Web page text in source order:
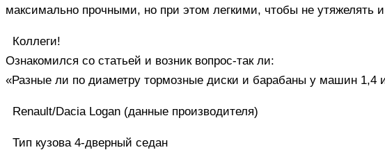
максимально прочными, но при этом легкими, чтобы не утяжелять
Коллеги!
Ознакомился со статьей и возник вопрос-так ли:
«Разные ли по диаметру тормозные диски и барабаны у машин 1,4
Renault/Dacia Logan (данные производителя)
Тип кузова 4-дверный седан